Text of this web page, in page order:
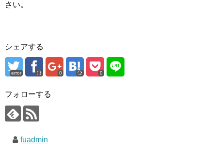
さい。
シェアする
error 0 0
フォローする
fuadmin